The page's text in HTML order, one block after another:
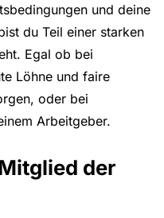
und deine
du Teil einer starken
Egal ob bei
Löhne und faire
oder bei
Arbeitgeber.
der